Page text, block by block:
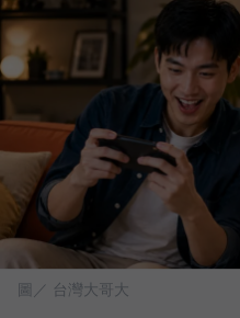
圖／ 台灣大哥大